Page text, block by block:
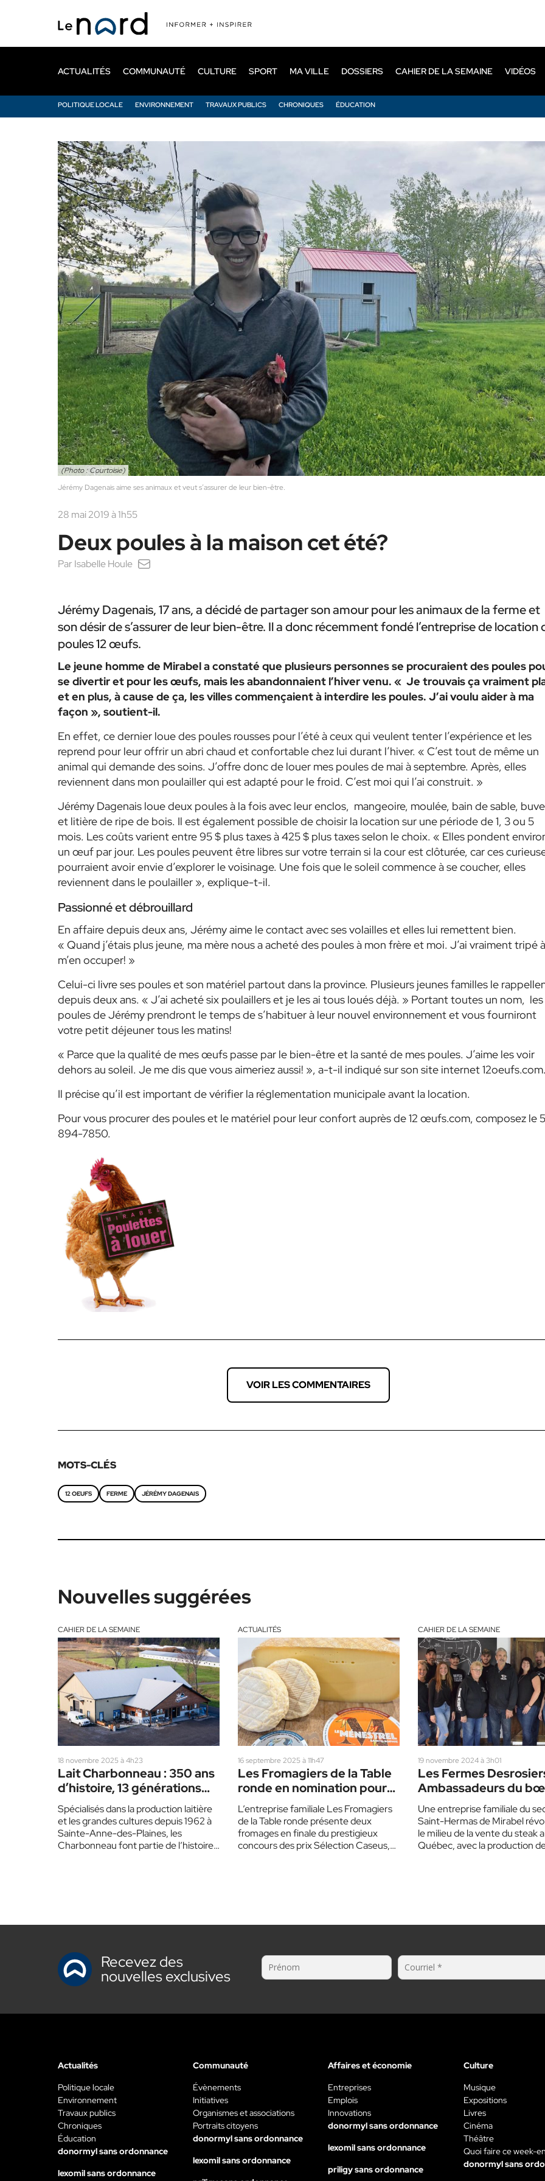
principal
ACTUALITÉS
POLITIQUE LOCALE ENVIRONNEMENT TRAVAUX PUBLICS CHRONIQUES ÉDUCATION
COMMUNAUTÉ CULTURE SPORT MA VILLE DOSSIERS CAHIER DE LA SEMAINE VIDÉOS
(Photo : Courtoisie)
Jérémy Dagenais aime ses animaux et veut s’assurer de leur bien-être.
28 mai 2019 à 1h55
Deux poules à la maison cet été?
Par Isabelle Houle
Jérémy Dagenais, 17 ans, a décidé de partager son amour pour les animaux de la ferme et
son désir de s’assurer de leur bien-être. Il a donc récemment fondé l’entreprise de location
poules 12 œufs.
Le jeune homme de Mirabel a constaté que plusieurs personnes se procuraient des poules
se divertir et pour les œufs, mais les abandonnaient l’hiver venu. « Je trouvais ça vraiment
et en plus, à cause de ça, les villes commençaient à interdire les poules. J’ai voulu aider à ma
façon », soutient-il.
En effet, ce dernier loue des poules rousses pour l’été à ceux qui veulent tenter l’expérience et les
reprend pour leur offrir un abri chaud et confortable chez lui durant l’hiver. « C’est tout de même un
animal qui demande des soins. J’offre donc de louer mes poules de mai à septembre. Après, elles
reviennent dans mon poulailler qui est adapté pour le froid. C’est moi qui l’ai construit. »
Jérémy Dagenais loue deux poules à la fois avec leur enclos, mangeoire, moulée, bain de sable,
et litière de ripe de bois. Il est également possible de choisir la location sur une période de 1, 3 ou 5
mois. Les coûts varient entre 95 $ plus taxes à 425 $ plus taxes selon le choix. « Elles pondent
un œuf par jour. Les poules peuvent être libres sur votre terrain si la cour est clôturée, car ces
pourraient avoir envie d’explorer le voisinage. Une fois que le soleil commence à se coucher, elles
reviennent dans le poulailler », explique-t-il.
Passionné et débrouillard
En affaire depuis deux ans, Jérémy aime le contact avec ses volailles et elles lui remettent bien.
« Quand j’étais plus jeune, ma mère nous a acheté des poules à mon frère et moi. J’ai vraiment tripé à
m’en occuper! »
Celui-ci livre ses poules et son matériel partout dans la province. Plusieurs jeunes familles le
depuis deux ans. « J’ai acheté six poulaillers et je les ai tous loués déjà. » Portant toutes un nom, les
poules de Jérémy prendront le temps de s’habituer à leur nouvel environnement et vous fourniront
votre petit déjeuner tous les matins!
« Parce que la qualité de mes œufs passe par le bien-être et la santé de mes poules. J’aime les voir
dehors au soleil. Je me dis que vous aimeriez aussi! », a-t-il indiqué sur son site internet
Il précise qu’il est important de vérifier la réglementation municipale avant la location.
Pour vous procurer des poules et le matériel pour leur confort auprès de 12 œufs.com, composez le
894-7850.
VOIR LES COMMENTAIRES
MOTS-CLÉS
12 OEUFS FERME JÉRÉMY DAGENAIS
Nouvelles suggérées
CAHIER DE LA SEMAINE
18 novembre 2025 à 4h23
Lait Charbonneau : 350 ans
d’histoire, 13 générations
plus tard
Spécialisés dans la production laitière
et les grandes cultures depuis 1962 à
Sainte-Anne-des-Plaines, les
Charbonneau font partie de l’histoire
ACTUALITÉS
16 septembre 2025 à 11h47
Les Fromagiers de la Table
ronde en nomination pour
deux prix
L’entreprise familiale Les Fromagiers
de la Table ronde présente deux
fromages en finale du prestigieux
concours des prix Sélection Caseus,
CAHIER DE LA SEMAINE
19 novembre 2024 à 3h01
Les Fermes
Ambassadeurs du
Québec
Une entreprise familiale du
Saint-Hermas de Mirabel
le milieu de la vente du steak
Québec, avec la production
Recevez des
nouvelles exclusives
Actualités
Politique locale
Environnement
Travaux publics
Chroniques
Éducation
donormyl sans ordonnance
lexomil sans ordonnance
Communauté
Évènements
Initiatives
Organismes et associations
Portraits citoyens
donormyl sans ordonnance
lexomil sans ordonnance
Affaires et économie
Entreprises
Emplois
Innovations
donormyl sans ordonnance
lexomil sans ordonnance
priligy sans ordonnance
Culture
Musique
Expositions
Livres
Cinéma
Théâtre
Quoi faire ce week-
donormyl sans